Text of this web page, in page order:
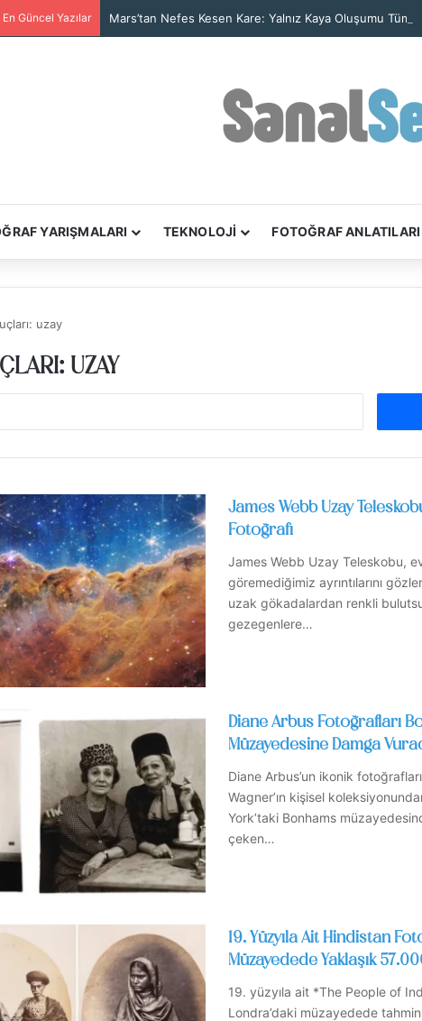
En Güncel Yazılar Mars’tan Nefes Kesen Kare: Yalnız Kaya Oluşumu Tüm
YARIŞMALARI TEKNOLOJİ FOTOĞRAF ANLATILARI
uzay
UZAY
James Webb Uzay
Fotoğrafı
James Webb Uzay Teleskobu,
göremediğimiz ayrıntılarını
uzak gökadalardan renkli
gezegenlere…
Diane Arbus Fotoğrafları
Müzayedesine Damga
Diane Arbus’un ikonik
Wagner’ın kişisel
York’taki Bonhams
çeken…
19. Yüzyıla Ait Hindistan
Müzayedede Yaklaşık
19. yüzyıla ait *The People of
Londra’daki müzayedede